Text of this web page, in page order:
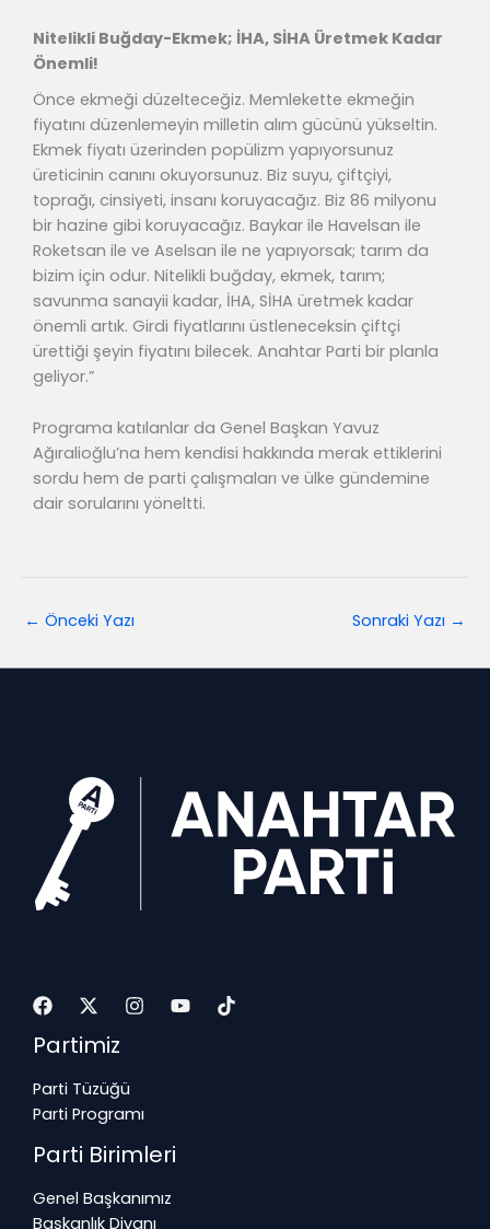
Nitelikli Buğday-Ekmek; İHA, SİHA Üretmek Kadar
Önemli!
Önce ekmeği düzelteceğiz. Memlekette ekmeğin
fiyatını düzenlemeyin milletin alım gücünü yükseltin.
Ekmek fiyatı üzerinden popülizm yapıyorsunuz
üreticinin canını okuyorsunuz. Biz suyu, çiftçiyi,
toprağı, cinsiyeti, insanı koruyacağız. Biz 86 milyonu
bir hazine gibi koruyacağız. Baykar ile Havelsan ile
Roketsan ile ve Aselsan ile ne yapıyorsak; tarım da
bizim için odur. Nitelikli buğday, ekmek, tarım;
savunma sanayii kadar, İHA, SİHA üretmek kadar
önemli artık. Girdi fiyatlarını üstleneceksin çiftçi
ürettiği şeyin fiyatını bilecek. Anahtar Parti bir planla
geliyor.”
Programa katılanlar da Genel Başkan Yavuz
Ağıralioğlu’na hem kendisi hakkında merak ettiklerini
sordu hem de parti çalışmaları ve ülke gündemine
dair sorularını yöneltti.
← Önceki Yazı Sonraki Yazı →
Partimiz
Parti Tüzüğü
Parti Programı
Parti Birimleri
Genel Başkanımız
Başkanlık Divanı